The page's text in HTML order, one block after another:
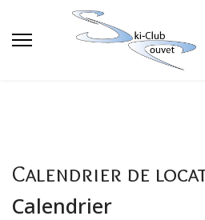
Calendrier de
Calendrier